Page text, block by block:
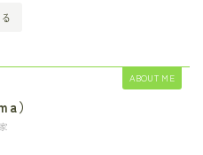
ABOUT ME
）